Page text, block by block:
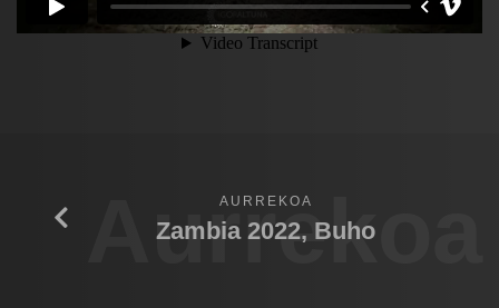
Aurrekoa
AURREKOA
Zambia 2022, Buho